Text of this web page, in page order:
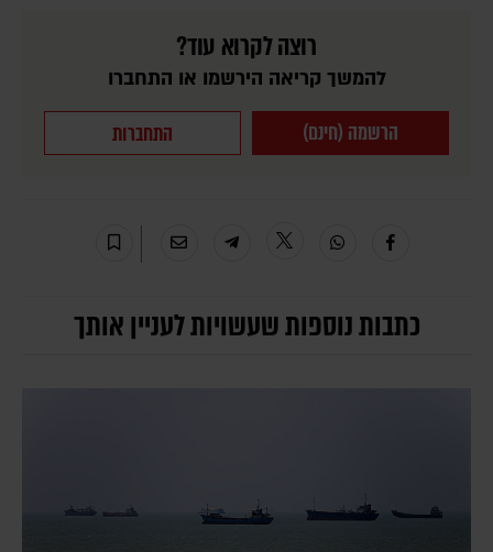
רוצה לקרוא עוד?
להמשך קריאה הירשמו או התחברו
הרשמה (חינם) התחברות
כתבות נוספות שעשויות לעניין אותך